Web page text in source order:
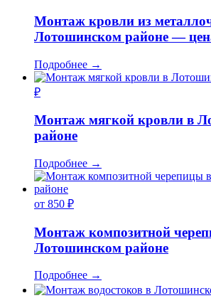
Монтаж кровли из
Лотошинском районе —
Подробнее →
₽
Монтаж мягкой кровли в
районе
Подробнее →
от 850 ₽
Монтаж композитной
Лотошинском районе
Подробнее →